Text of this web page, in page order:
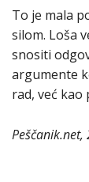
To je mala
silom. Loša
snositi
argumente
rad, već
Peščanik.net,